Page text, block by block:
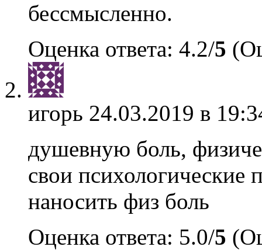
бессмысленно.
Оценка ответа: 4.2/5
игорь 24.03.2019 в
душевную боль,
свои психологические
наносить физ боль
Оценка ответа: 5.0/5